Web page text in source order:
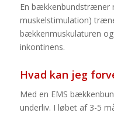
En bækkenbundstræner
muskelstimulation)
bækkenmuskulaturen
inkontinens.
Hvad kan jeg
Med en EMS
underliv. I løbet af 3-5